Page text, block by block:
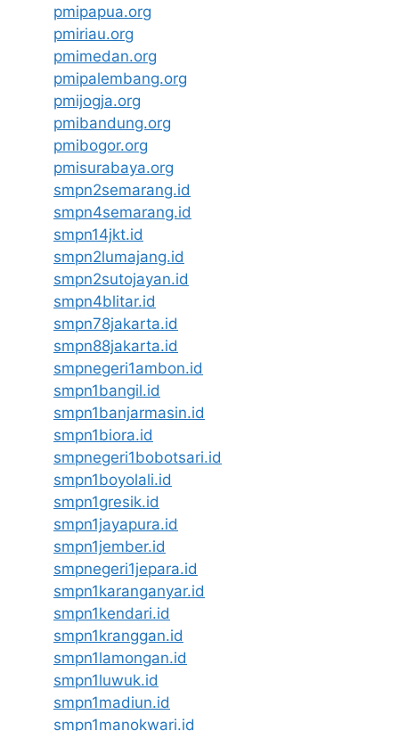
pmipapua.org
pmiriau.org
pmimedan.org
pmipalembang.org
pmijogja.org
pmibandung.org
pmibogor.org
pmisurabaya.org
smpn2semarang.id
smpn4semarang.id
smpn14jkt.id
smpn2lumajang.id
smpn2sutojayan.id
smpn4blitar.id
smpn78jakarta.id
smpn88jakarta.id
smpnegeri1ambon.id
smpn1bangil.id
smpn1banjarmasin.id
smpn1biora.id
smpnegeri1bobotsari.id
smpn1boyolali.id
smpn1gresik.id
smpn1jayapura.id
smpn1jember.id
smpnegeri1jepara.id
smpn1karanganyar.id
smpn1kendari.id
smpn1kranggan.id
smpn1lamongan.id
smpn1luwuk.id
smpn1madiun.id
smpn1manokwari.id